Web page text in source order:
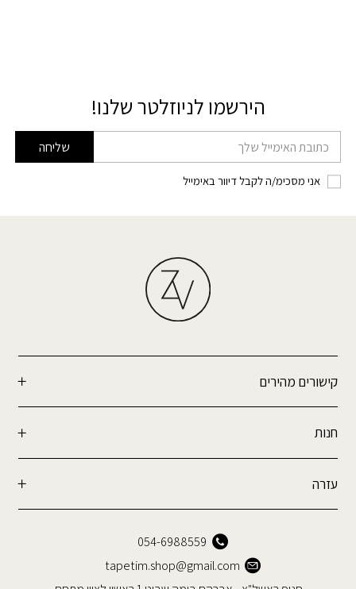
הירשמו לניוזלטר שלנו!
דוא׳׳ל שליחה
אני מסכימ/ה לקבל דיוור באימייל
קישורים מהירים
חנות
עזרה
054-6988559
tapetim.shop@gmail.com